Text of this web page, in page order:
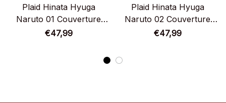
Plaid Hinata Hyuga
Naruto 01 Couverture
Plaid Polaire Plaid Canapé
€47,99
Plaid Hinata Hyuga
Naruto 02 Couverture
Plaid Polaire Plaid Canapé
€47,99